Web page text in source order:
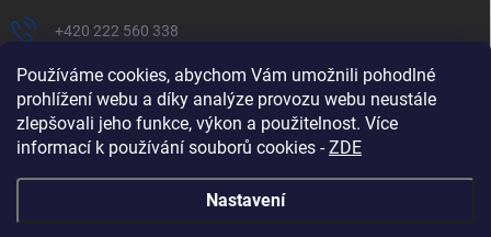
Používáme cookies, abychom Vám umožnili pohodlné
prohlížení webu a díky analýze provozu webu neustále
zlepšovali jeho funkce, výkon a použitelnost. Více
informací k používání souborů cookies -ZDE
Nastavení
+420 222 560 338
+420 774 969 705
Zboží.cz Heureka.cz Battery Import SK REKLAMACE